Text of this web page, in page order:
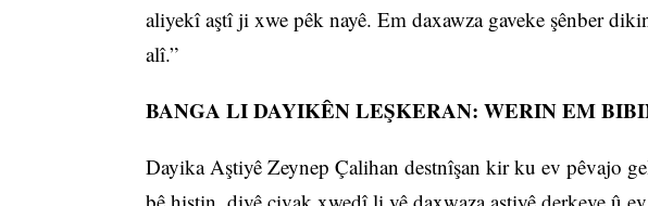
aliyekî aştî ji xwe pêk nayê. Em daxawza gaveke şênber
alî.”
BANGA LI DAYIKÊN LEŞKERAN: WERIN EM
Dayika Aştiyê Zeynep Çalihan destnîşan kir ku ev pêvajo